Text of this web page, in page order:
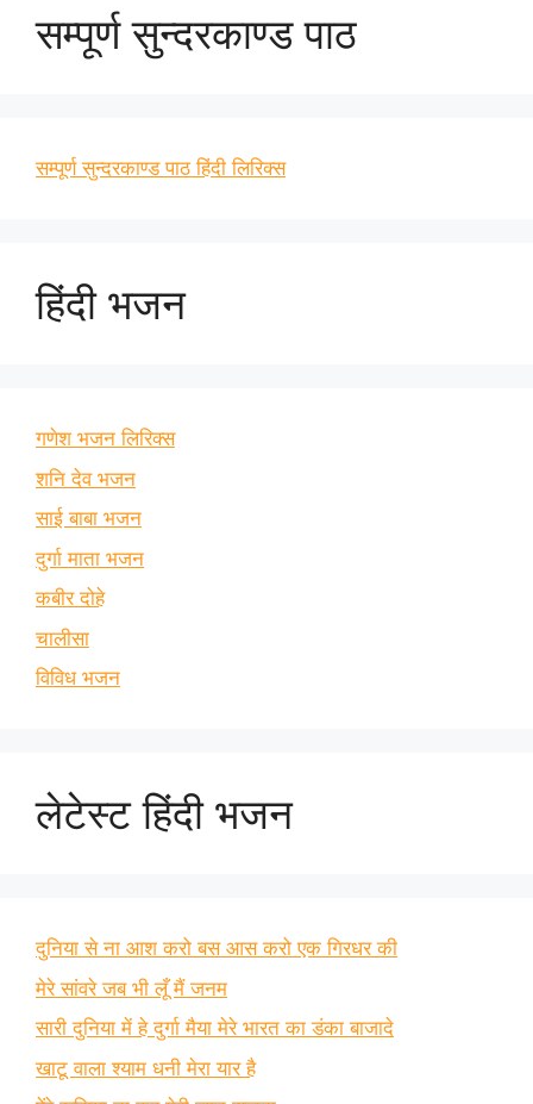
सम्पूर्ण सुन्दरकाण्ड पाठ
सम्पूर्ण सुन्दरकाण्ड पाठ हिंदी लिरिक्स
हिंदी भजन
गणेश भजन लिरिक्स
शनि देव भजन
साई बाबा भजन
दुर्गा माता भजन
कबीर दोहे
चालीसा
विविध भजन
लेटेस्ट हिंदी भजन
दुनिया से ना आश करो बस आस करो एक गिरधर की
मेरे सांवरे जब भी लूँ मैं जनम
सारी दुनिया में हे दुर्गा मैया मेरे भारत का डंका बाजादे
खाटू वाला श्याम धनी मेरा यार है